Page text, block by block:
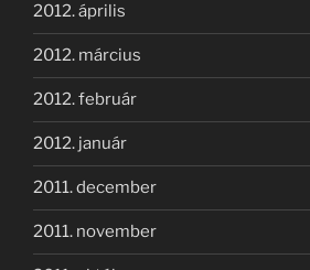
2012. április
2012. március
2012. február
2012. január
2011. december
2011. november